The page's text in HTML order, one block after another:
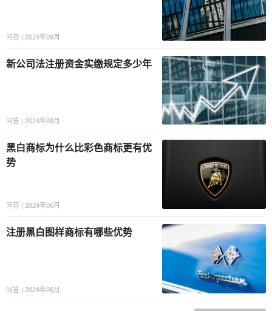
问答 | 2024年09月
新公司法注册资金实缴规定多少年
问答 | 2024年09月
黑白商标为什么比彩色商标更有优
势
问答 | 2024年06月
注册黑白图样商标有哪些优势
问答 | 2024年06月